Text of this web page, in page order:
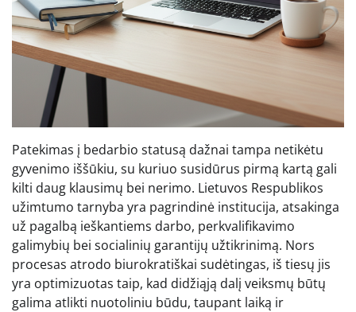
Patekimas į bedarbio statusą dažnai tampa netikėtu
gyvenimo iššūkiu, su kuriuo susidūrus pirmą kartą gali
kilti daug klausimų bei nerimo. Lietuvos Respublikos
užimtumo tarnyba yra pagrindinė institucija, atsakinga
už pagalbą ieškantiems darbo, perkvalifikavimo
galimybių bei socialinių garantijų užtikrinimą. Nors
procesas atrodo biurokratiškai sudėtingas, iš tiesų jis
yra optimizuotas taip, kad didžiąją dalį veiksmų būtų
galima atlikti nuotoliniu būdu, taupant laiką ir